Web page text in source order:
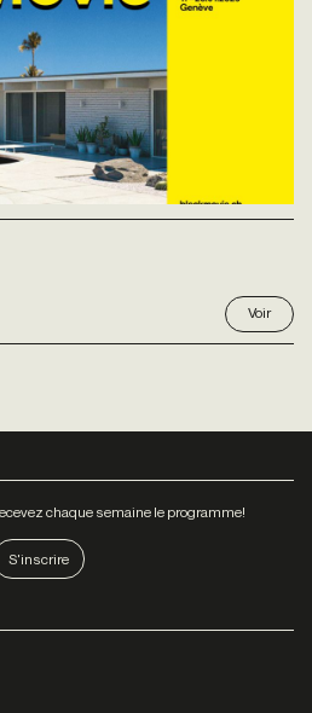
Voir
chaque semaine le programme!